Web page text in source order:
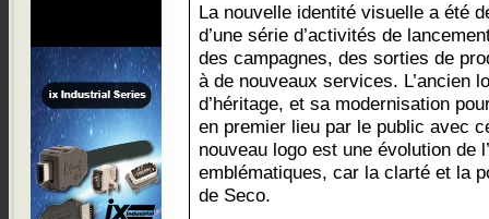
La nouvelle identité visuelle a été
d’une série d’activités de
des campagnes, des sorties de
à de nouveaux services. L’ancien
d’héritage, et sa modernisation
en premier lieu par le public avec
nouveau logo est une évolution de
emblématiques, car la clarté et la
de Seco.